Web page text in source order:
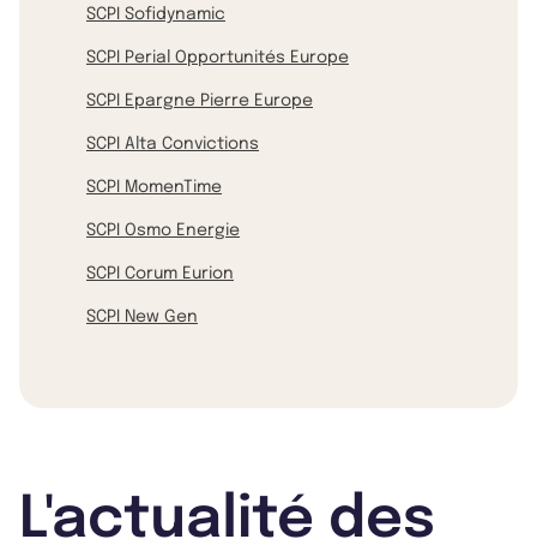
SCPI Sofidynamic
SCPI Perial Opportunités Europe
SCPI Epargne Pierre Europe
SCPI Alta Convictions
SCPI MomenTime
SCPI Osmo Energie
SCPI Corum Eurion
SCPI New Gen
L'actualité des